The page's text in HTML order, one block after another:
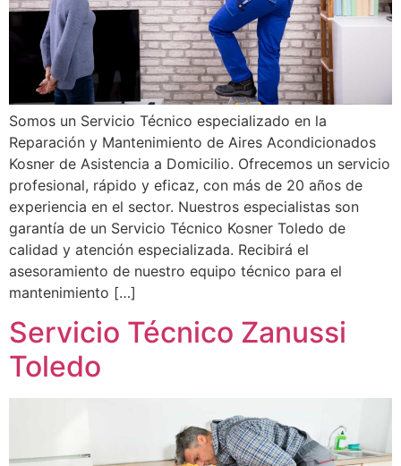
Somos un Servicio Técnico especializado en la
Reparación y Mantenimiento de Aires Acondicionados
Kosner de Asistencia a Domicilio. Ofrecemos un servicio
profesional, rápido y eficaz, con más de 20 años de
experiencia en el sector. Nuestros especialistas son
garantía de un Servicio Técnico Kosner Toledo de
calidad y atención especializada. Recibirá el
asesoramiento de nuestro equipo técnico para el
mantenimiento […]
Servicio Técnico Zanussi
Toledo